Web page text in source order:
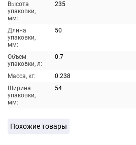
Высота
упаковки,
мм:
235
Длина
упаковки,
мм:
50
Объем
упаковки, л:
0.7
Масса, кг:
0.238
Ширина
упаковки,
мм:
54
Похожие товары